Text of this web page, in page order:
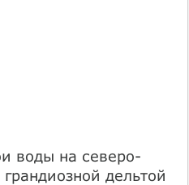
воды на северо-
дельтой